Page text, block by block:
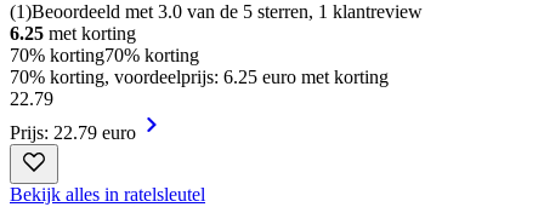
(1)Beoordeeld met 3.0 van de 5 sterren, 1 klantreview
6.25 met korting
70% korting70% korting
70% korting, voordeelprijs: 6.25 euro met korting
22.79
Prijs: 22.79 euro
Bekijk alles in ratelsleutel